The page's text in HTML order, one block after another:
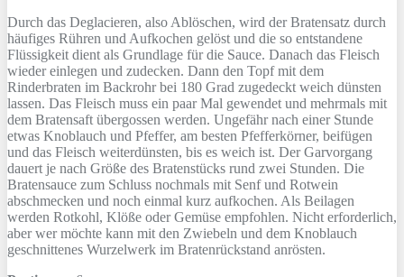
Durch das Deglacieren, also Ablöschen, wird der Bratensatz durch
häufiges Rühren und Aufkochen gelöst und die so entstandene
Flüssigkeit dient als Grundlage für die Sauce. Danach das Fleisch
wieder einlegen und zudecken. Dann den Topf mit dem
Rinderbraten im Backrohr bei 180 Grad zugedeckt weich dünsten
lassen. Das Fleisch muss ein paar Mal gewendet und mehrmals mit
dem Bratensaft übergossen werden. Ungefähr nach einer Stunde
etwas Knoblauch und Pfeffer, am besten Pfefferkörner, beifügen
und das Fleisch weiterdünsten, bis es weich ist. Der Garvorgang
dauert je nach Größe des Bratenstücks rund zwei Stunden. Die
Bratensauce zum Schluss nochmals mit Senf und Rotwein
abschmecken und noch einmal kurz aufkochen. Als Beilagen
werden Rotkohl, Klöße oder Gemüse empfohlen. Nicht erforderlich,
aber wer möchte kann mit den Zwiebeln und dem Knoblauch
geschnittenes Wurzelwerk im Bratenrückstand anrösten.